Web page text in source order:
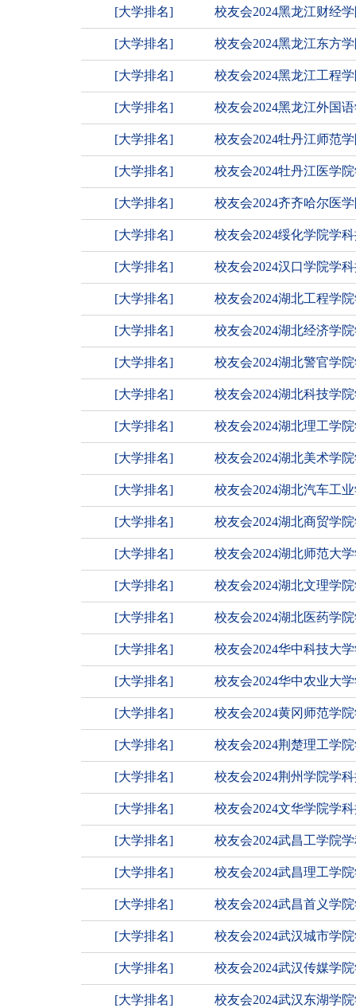
[大学排名] 校友会2024黑龙江财经
[大学排名] 校友会2024黑龙江东方
[大学排名] 校友会2024黑龙江工程
[大学排名] 校友会2024黑龙江外国
[大学排名] 校友会2024牡丹江师范
[大学排名] 校友会2024牡丹江医学
[大学排名] 校友会2024齐齐哈尔医
[大学排名] 校友会2024绥化学院学
[大学排名] 校友会2024汉口学院学
[大学排名] 校友会2024湖北工程学
[大学排名] 校友会2024湖北经济学
[大学排名] 校友会2024湖北警官学
[大学排名] 校友会2024湖北科技学
[大学排名] 校友会2024湖北理工学
[大学排名] 校友会2024湖北美术学
[大学排名] 校友会2024湖北汽车工
[大学排名] 校友会2024湖北商贸学
[大学排名] 校友会2024湖北师范大
[大学排名] 校友会2024湖北文理学
[大学排名] 校友会2024湖北医药学
[大学排名] 校友会2024华中科技大
[大学排名] 校友会2024华中农业大
[大学排名] 校友会2024黄冈师范学
[大学排名] 校友会2024荆楚理工学
[大学排名] 校友会2024荆州学院学
[大学排名] 校友会2024文华学院学
[大学排名] 校友会2024武昌工学院
[大学排名] 校友会2024武昌理工学
[大学排名] 校友会2024武昌首义学
[大学排名] 校友会2024武汉城市学
[大学排名] 校友会2024武汉传媒学
[大学排名] 校友会2024武汉东湖学